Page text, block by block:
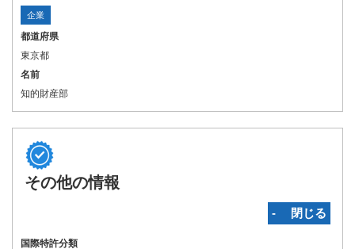
企業
都道府県
東京都
名前
知的財産部
その他の情報
‐ 閉じる
国際特許分類